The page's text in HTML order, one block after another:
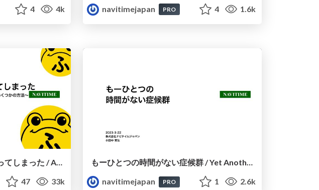
4 4k
navitimejapan
PRO 4 1.6k
こうしてふりかえりは終わってしまった / A Demise of a retrospective
47 33k
もーひとつの時間がない症候群 / Yet Another SOT Syndrome
navitimejapan
PRO 1 2.6k